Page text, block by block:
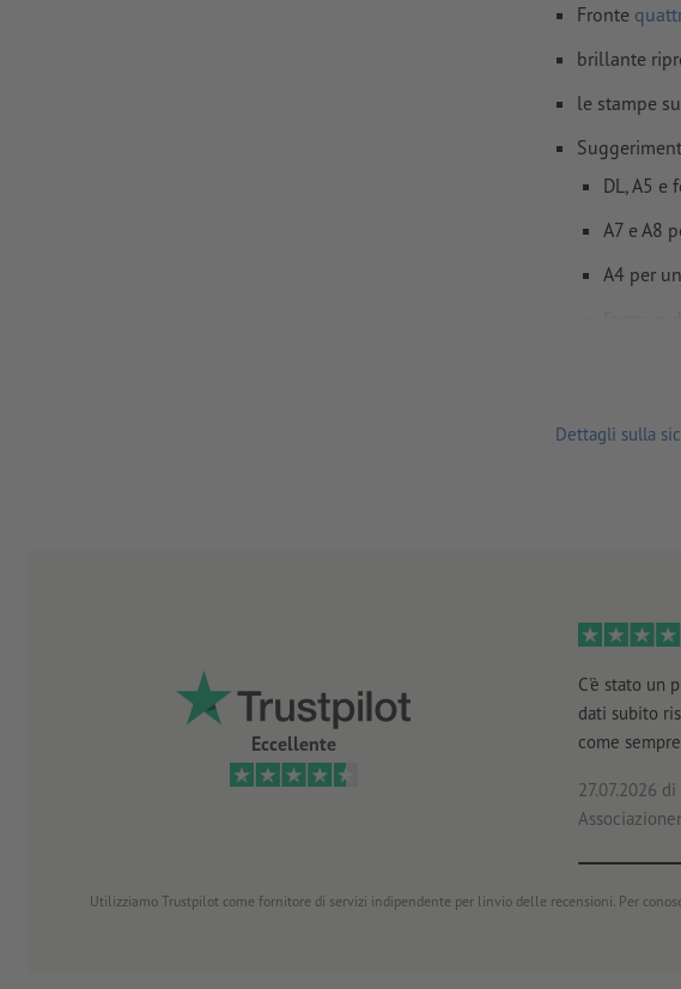
Fronte
brillante
le stampe
DL, A5
A7 e A8
A4 per
più alta è
Qual è la
Dettagli sulla
Eccellente
C'è stato un
dati subito
come
27.07.2026 di
Utilizziamo Trustpilot come fornitore di servizi indipendente per linvio delle recensioni. Per